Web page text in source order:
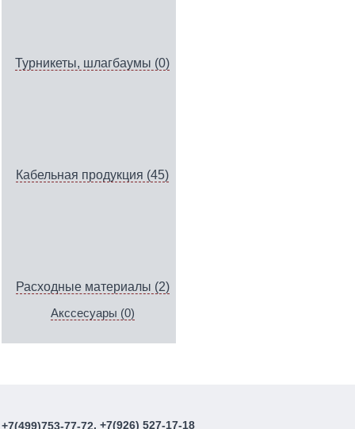
Турникеты, шлагбаумы (0)
Кабельная продукция (45)
Расходные материалы (2)
Акссесуары (0)
+7(499)753-77-72, +7(926) 527-17-18